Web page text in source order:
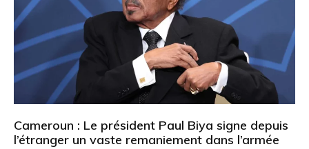
Cameroun : Le président Paul Biya signe depuis
l’étranger un vaste remaniement dans l’armée